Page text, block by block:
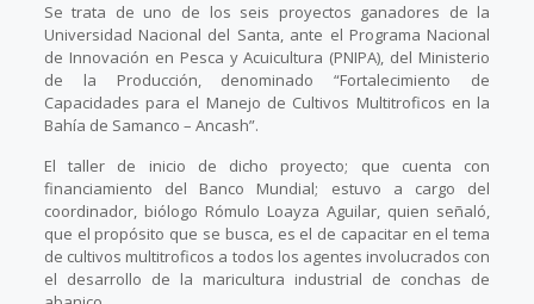
Se trata de uno de los seis proyectos ganadores de la
Universidad Nacional del Santa, ante el Programa Nacional
de Innovación en Pesca y Acuicultura (PNIPA), del Ministerio
de la Producción, denominado “Fortalecimiento de
Capacidades para el Manejo de Cultivos Multitroficos en la
Bahía de Samanco – Ancash”.
El taller de inicio de dicho proyecto; que cuenta con
financiamiento del Banco Mundial; estuvo a cargo del
coordinador, biólogo Rómulo Loayza Aguilar, quien señaló,
que el propósito que se busca, es el de capacitar en el tema
de cultivos multitroficos a todos los agentes involucrados con
el desarrollo de la maricultura industrial de conchas de